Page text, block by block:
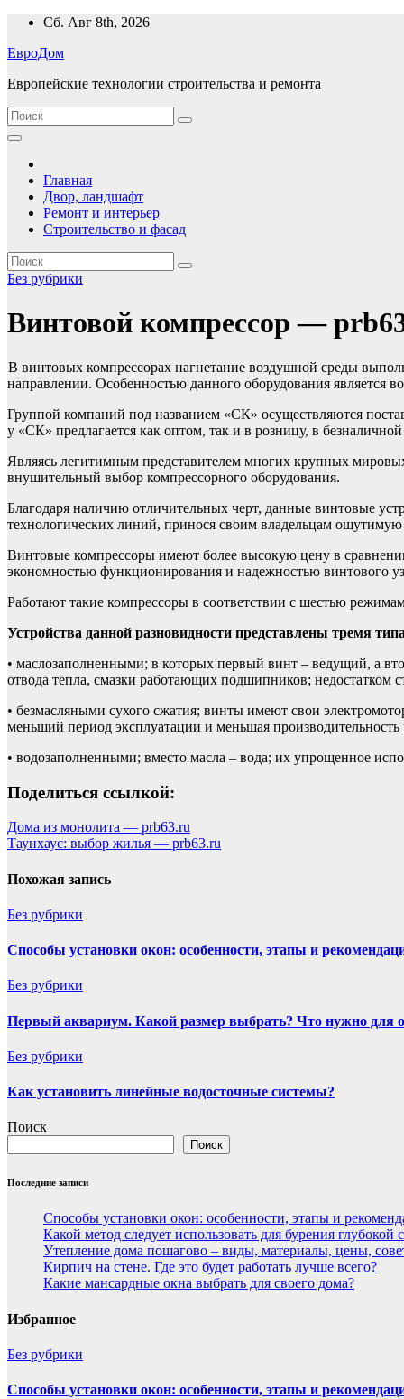
Перейти
содержимому
Сб. Авг 8th, 2026
ЕвроДом
Европейские технологии строительства и ремонта
Главная
Двор, ландшафт
Ремонт и интерьер
Строительство и фасад
Без рубрики
Винтовой компрессор —
В винтовых компрессорах нагнетание воздушной среды
направлении. Особенностью данного оборудования является
Группой компаний под названием «СК» осуществляются
у «СК» предлагается как оптом, так и в розницу, в
Являясь легитимным представителем многих крупных
внушительный выбор компрессорного оборудования.
Благодаря наличию отличительных черт, данные винтовые
технологических линий, принося своим владельцам
Винтовые компрессоры имеют более высокую цену в
экономностью функционирования и надежностью винтового
Работают такие компрессоры в соответствии с шестью
Устройства данной разновидности представлены тремя
• маслозаполненными; в которых первый винт – ведущий, а
отвода тепла, смазки работающих подшипников; недостатком
• безмасляными сухого сжатия; винты имеют свои
меньший период эксплуатации и меньшая
• водозаполненными; вместо масла – вода; их упрощенное
Поделиться ссылкой:
Навигация
по
записям
Дома из монолита — prb63.ru
Таунхаус: выбор жилья — prb63.ru
Похожая запись
Без рубрики
Способы установки окон: особенности, этапы и
Без рубрики
Первый аквариум. Какой размер выбрать? Что нужно для
Без рубрики
Как установить линейные водосточные системы?
Поиск
Поиск
Последние записи
Способы установки окон: особенности, этапы и
Какой метод следует использовать для бурения глубокой
Утепление дома пошагово – виды, материалы, цены,
Кирпич на стене. Где это будет работать лучше всего?
Какие мансардные окна выбрать для своего дома?
Избранное
Без рубрики
Способы установки окон: особенности, этапы и